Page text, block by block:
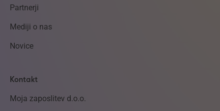
Partnerji
Mediji o nas
Novice
Kontakt
Moja zaposlitev d.o.o.